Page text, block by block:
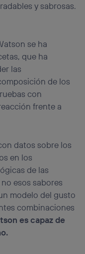
y sabrosas.
se ha
que ha
las
de los
con
frente a
datos sobre los
en los
de las
esos sabores
modelo del gusto
combinaciones
es capaz de